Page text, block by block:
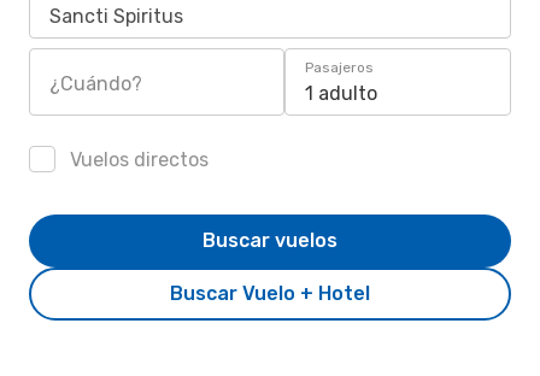
Sancti Spiritus
¿Cuándo?
Pasajeros
1 adulto
Vuelos directos
Buscar Vuelo + Hotel
Buscar vuelos